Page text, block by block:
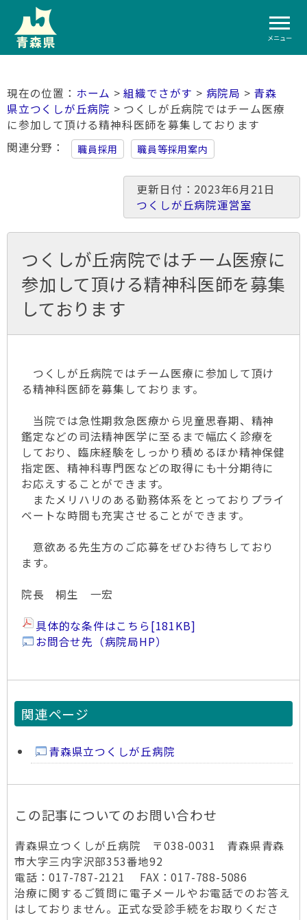
メニュー
ホーム >組織でさがす > 病院局 > 青森
県立つくしが丘病院 > つくしが丘病院ではチーム医療
に参加して頂ける精神科医師を募集しております
関連分野
職員採用 職員等採用案内
更新日付：2023年6月21日
つくしが丘病院運営室
つくしが丘病院ではチーム医療に
参加して頂ける精神科医師を募集
しております
つくしが丘病院ではチーム医療に参加して頂け
る精神科医師を募集しております。
当院では急性期救急医療から児童思春期、精神
鑑定などの司法精神医学に至るまで幅広く診療を
しており、臨床経験をしっかり積めるほか精神保健
指定医、精神科専門医などの取得にも十分期待に
お応えすることができます。
またメリハリのある勤務体系をとっておりプライ
ベートな時間も充実させることができます。
意欲ある先生方のご応募をぜひお待ちしており
ます。
院長 桐生 一宏
具体的な条件はこちら[181KB]
お問合せ先（病院局HP）
関連ページ
青森県立つくしが丘病院
この記事についてのお問い合わせ
青森県立つくしが丘病院 〒038-0031 青森県青森
市大字三内字沢部353番地92
電話：017-787-2121 FAX：017-788-5086
治療に関するご質問に電子メールやお電話でのお答え
はしておりません。正式な受診手続をお取りくださ